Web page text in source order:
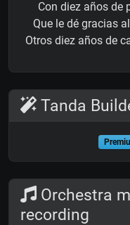
Con diez años de
Que le dé gracias
Otros diez años de
Tanda
Orchestra
recording